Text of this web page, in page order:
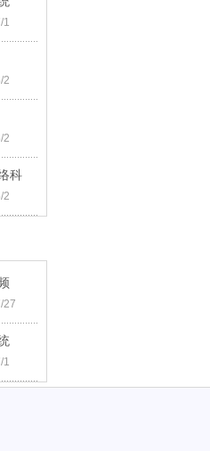
1
2
2
科
2
27
1